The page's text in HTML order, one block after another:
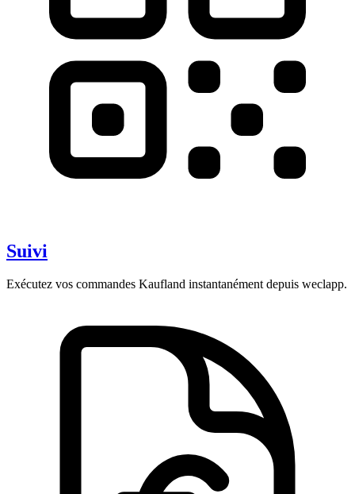
Suivi
Exécutez vos commandes Kaufland instantanément depuis weclapp.